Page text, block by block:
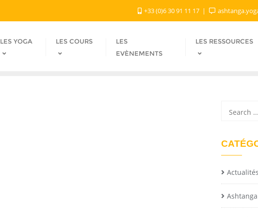
+33 (0)6 30 91 11 17
LES YOGA LES COURS
LES
EVÈNEMENTS
LES RESSOURCES
Actualités